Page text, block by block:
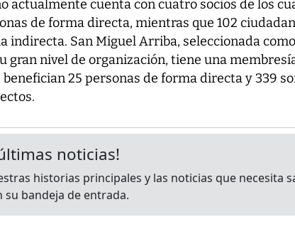
actualmente cuenta con cuatro socios de los
de forma directa, mientras que 102
indirecta. San Miguel Arriba, seleccionada
gran nivel de organización, tiene una
25 personas de forma directa y 339